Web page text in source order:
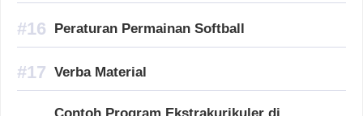
Peraturan Permainan Softball
Verba Material